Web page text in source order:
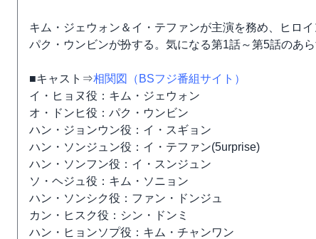
キム・ジェウォン＆イ・テファンが主演を務め、ヒロ
パク・ウンビンが扮する。気になる第1話～第5話のあら
■キャスト⇒相関図（BSフジ番組サイト）
イ・ヒョヌ役：キム・ジェウォン
オ・ドンヒ役：パク・ウンビン
ハン・ジョンウン役：イ・スギョン
ハン・ソンジュン役：イ・テファン(5urprise)
ハン・ソンフン役：イ・スンジュン
ソ・ヘジュ役：キム・ソニョン
ハン・ソンシク役：ファン・ドンジュ
カン・ヒスク役：シン・ドンミ
ハン・ヒョンソプ役：キム・チャンワン